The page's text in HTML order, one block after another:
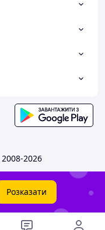
2026
Розказати